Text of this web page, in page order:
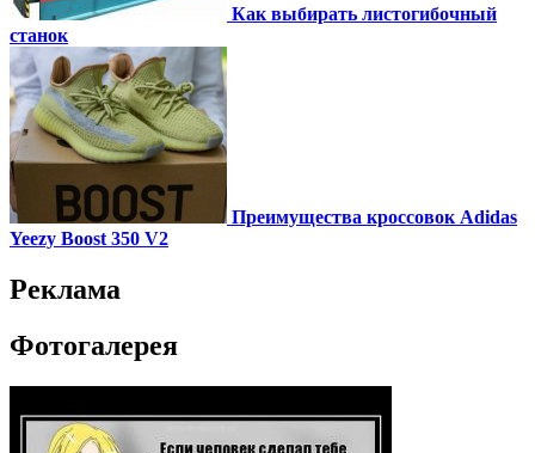
Как выбирать листогибочный
станок
Преимущества кроссовок Adidas
Yeezy Boost 350 V2
Реклама
Фотогалерея